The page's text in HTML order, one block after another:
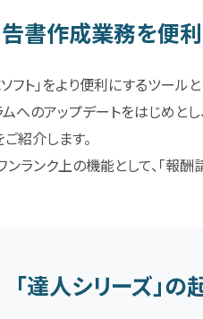
書作成業務を便利
フト」をより便利にするツール
へのアップデートをはじめと
紹介します。
ンランク上の機能として、「報
「達人シリーズ」